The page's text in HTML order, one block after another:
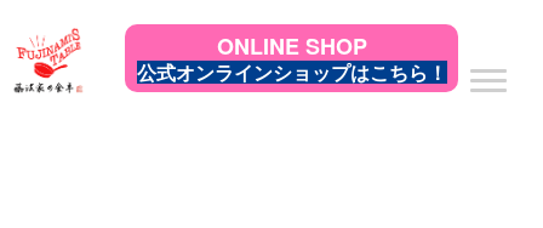
ONLINE SHOP
公式オンラインショップはこちら！